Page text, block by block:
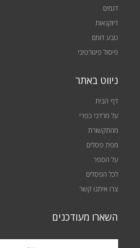
דגמים
דיוקנאות
טבע דומם
פיסול פיגורטיבי
ניווט באתר
דף הבית
על מרדכי כפרי
מהתקשורת
מפת פסלים
על הספר
לכל הפסלים
צרו איתנו קשר
השארו מעודכנים